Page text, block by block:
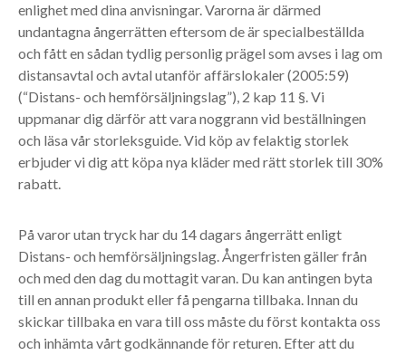
enlighet med dina anvisningar. Varorna är därmed
undantagna ångerrätten eftersom de är specialbeställda
och fått en sådan tydlig personlig prägel som avses i lag om
distansavtal och avtal utanför affärslokaler (2005:59)
(“Distans- och hemförsäljningslag”), 2 kap 11 §. Vi
uppmanar dig därför att vara noggrann vid beställningen
och läsa vår storleksguide. Vid köp av felaktig storlek
erbjuder vi dig att köpa nya kläder med rätt storlek till 30%
rabatt.
På varor utan tryck har du 14 dagars ångerrätt enligt
Distans- och hemförsäljningslag. Ångerfristen gäller från
och med den dag du mottagit varan. Du kan antingen byta
till en annan produkt eller få pengarna tillbaka. Innan du
skickar tillbaka en vara till oss måste du först kontakta oss
och inhämta vårt godkännande för returen. Efter att du